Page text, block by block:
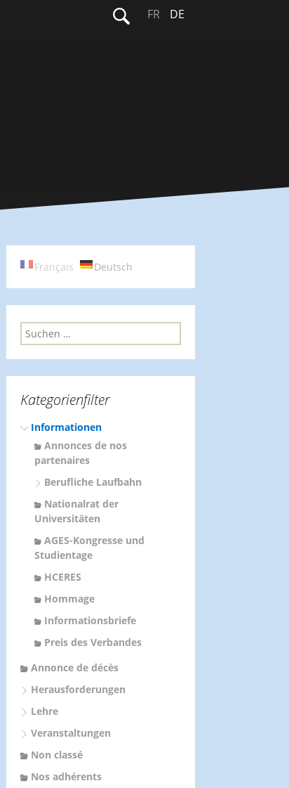
Suchen
nach:
FR DE
Français Deutsch
S
u
n
a
Kategorienfilter
Informationen
Annonces de nos
partenaires
Berufliche Laufbahn
Nationalrat der
Universitäten
AGES-Kongresse und
Studientage
HCERES
Hommage
Informationsbriefe
Preis des Verbandes
Annonce de décès
Herausforderungen
Lehre
Veranstaltungen
Non classé
Nos adhérents